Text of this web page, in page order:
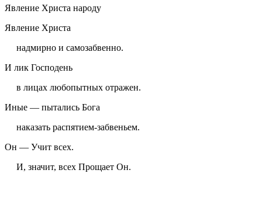
Явление Христа народу
Явление Христа
надмирно и самозабвенно.
И лик Господень
в лицах любопытных отражен.
Иные — пытались Бога
наказать распятием-забвеньем.
Он — Учит всех.
И, значит, всех Прощает Он.